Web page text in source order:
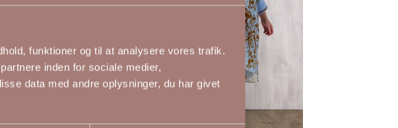
funktioner og til at analysere vores trafik.
inden for sociale medier,
data med andre oplysninger, du har givet